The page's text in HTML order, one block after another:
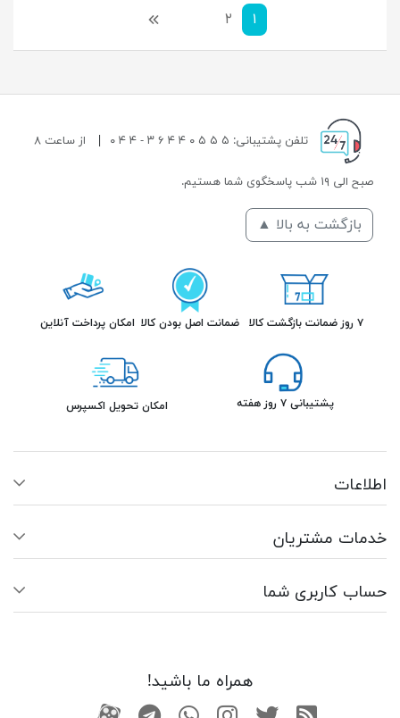
۱ ۲ بعدی
تلفن پشتیبانی: ۵ ۵ ۵ ۰ ۴ ۴ ۶ ۳ - ۴ ۴ ۰ از ساعت ۸
صبح الی ۱۹ شب پاسخگوی شما هستیم.
بازگشت به بالا ▲
۷ روز ضمانت بازگشت کالا ضمانت اصل بودن کالا امکان پرداخت آنلاین
پشتیبانی ۷ روز هفته امکان تحویل اکسپرس
اطلاعات
خدمات مشتریان
حساب کاربری شما
همراه ما باشید!